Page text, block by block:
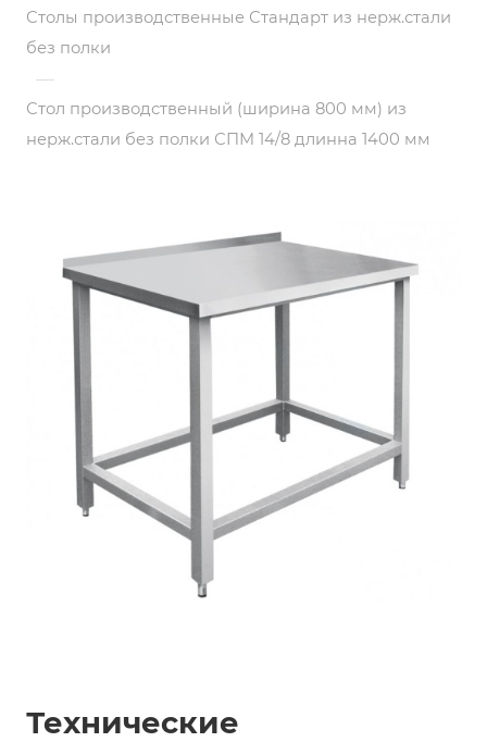
Столы производственные Стандарт из нерж.стали
без полки
—
Стол производственный (ширина 800 мм) из
нерж.стали без полки СПМ 14/8 длинна 1400 мм
Технические